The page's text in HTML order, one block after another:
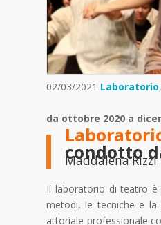
02/03/2021 Laboratorio,
da ottobre 2020 a
condotto
Maddalena Rizzi
Il laboratorio di teatro è
metodi, le tecniche e la
attoriale professionale